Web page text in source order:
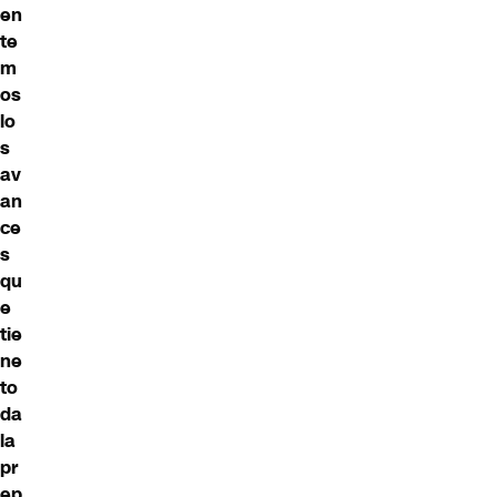
en
te
m
os
lo
s
av
an
ce
s
qu
e
tie
ne
to
da
la
pr